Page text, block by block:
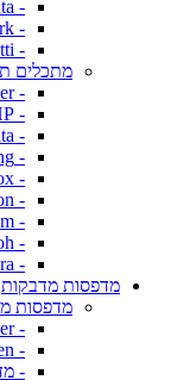
- Konica Minolta
- Lexmark
- Olivetti
מתכלים
- Brother
- HP
- Konica Minolta
- Samsung
- Xerox
- Canon
- Pantum
- Ricoh
- Kyocera
מדפסות מדבקות
מדפסות
- Brother
- Citizen
-